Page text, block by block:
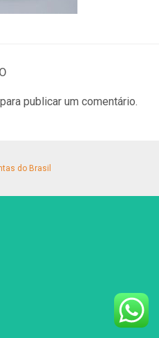
para publicar um comentário.
do Brasil